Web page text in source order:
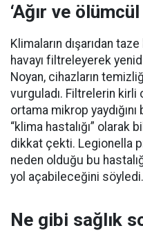
‘Ağır ve
Klimaların dışarıdan
havayı filtreleyerek
Noyan, cihazların
vurguladı. Filtrelerin kirli
ortama mikrop
“klima hastalığı” olarak
dikkat çekti. Legionella
neden olduğu bu
yol açabileceğini söyledi.
Ne gibi sağlık